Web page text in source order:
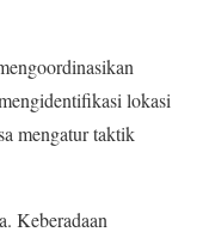
lokasi
mengatur taktik
Keberadaan